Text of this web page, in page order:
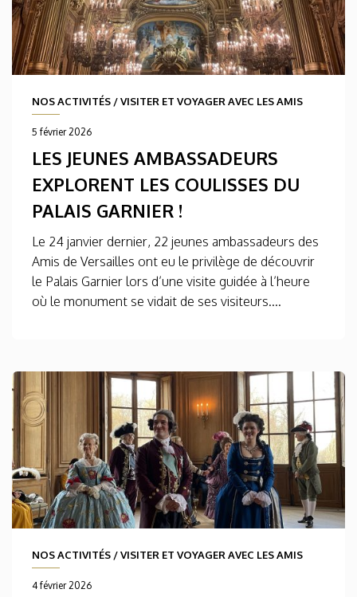
NOS ACTIVITÉS /VISITER ET VOYAGER AVEC LES AMIS
5 février 2026
LES JEUNES AMBASSADEURS
EXPLORENT LES COULISSES DU
PALAIS GARNIER !
Le 24 janvier dernier, 22 jeunes ambassadeurs des
Amis de Versailles ont eu le privilège de découvrir
le Palais Garnier lors d’une visite guidée à l’heure
où le monument se vidait de ses visiteurs....
NOS ACTIVITÉS /VISITER ET VOYAGER AVEC LES AMIS
4 février 2026